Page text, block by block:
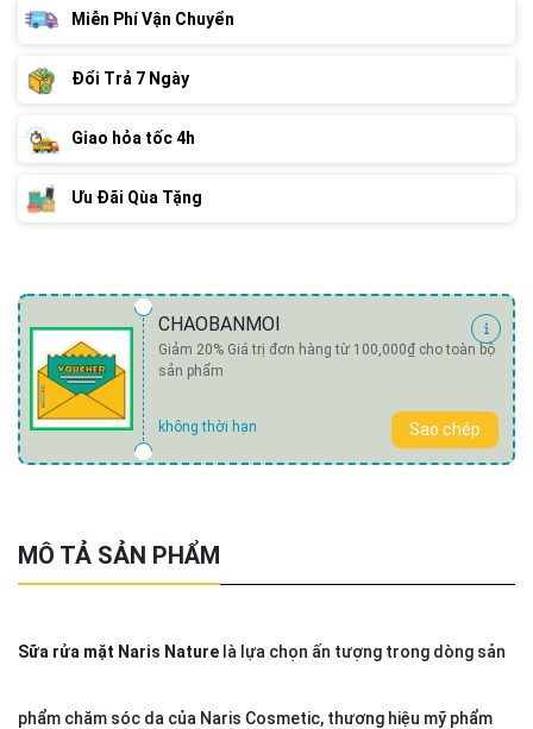
Miễn Phí Vận Chuyển
Đổi Trả 7 Ngày
Giao hỏa tốc 4h
Ưu Đãi Qùa Tặng
CHAOBANMOI
Giảm 20% Giá trị đơn hàng từ 100,000₫ cho toàn bộ
sản phẩm
không thời hạn Sao chép
MÔ TẢ SẢN PHẨM
Sữa rửa mặt Naris Nature là lựa chọn ấn tượng trong dòng sản
phẩm chăm sóc da của Naris Cosmetic, thương hiệu mỹ phẩm